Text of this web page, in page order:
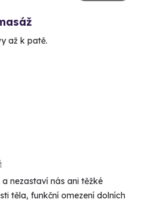
až k patě.
nezastaví nás ani těžké
těla, funkční omezení dolních